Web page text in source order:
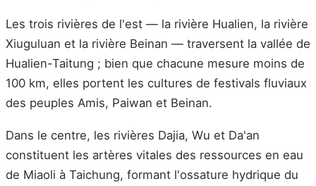
Les trois rivières de l'est — la rivière Hualien, la rivière
Xiuguluan et la rivière Beinan — traversent la vallée de
Hualien-Taitung ; bien que chacune mesure moins de
100 km, elles portent les cultures de festivals fluviaux
des peuples Amis, Paiwan et Beinan.
Dans le centre, les rivières Dajia, Wu et Da'an
constituent les artères vitales des ressources en eau
de Miaoli à Taichung, formant l'ossature hydrique du